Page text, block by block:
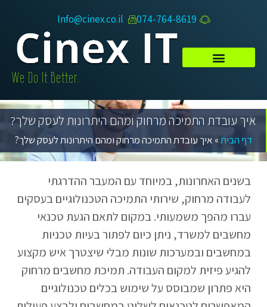
074-764-8619​
Info@cinex.co.il
איך עובדת התמיכה מרחוק ומהם היתרונות לעסק שלך?
דף הבית» איך עובדת התמיכה מרחוק ומהם היתרונות לעסק שלך?
בשנים האחרונות, במיוחד עם המעבר ההדרגתי
לעבודה מרחוק, שירותי התמיכה הטכנולוגיים בעסקים
עברו מהפך משמעותי. במקום לתאם הגעת טכנאי
מחשבים למשרד, ניתן כיום לפתור בעיות טכניות
במחשבים ובמערכות שונות מבלי שיצטרך איש מקצוע
להגיע פיזית למקום העבודה. תמיכת מחשבים מרחוק
היא פתרון שמבוסס על שימוש בכלים טכנולוגיים